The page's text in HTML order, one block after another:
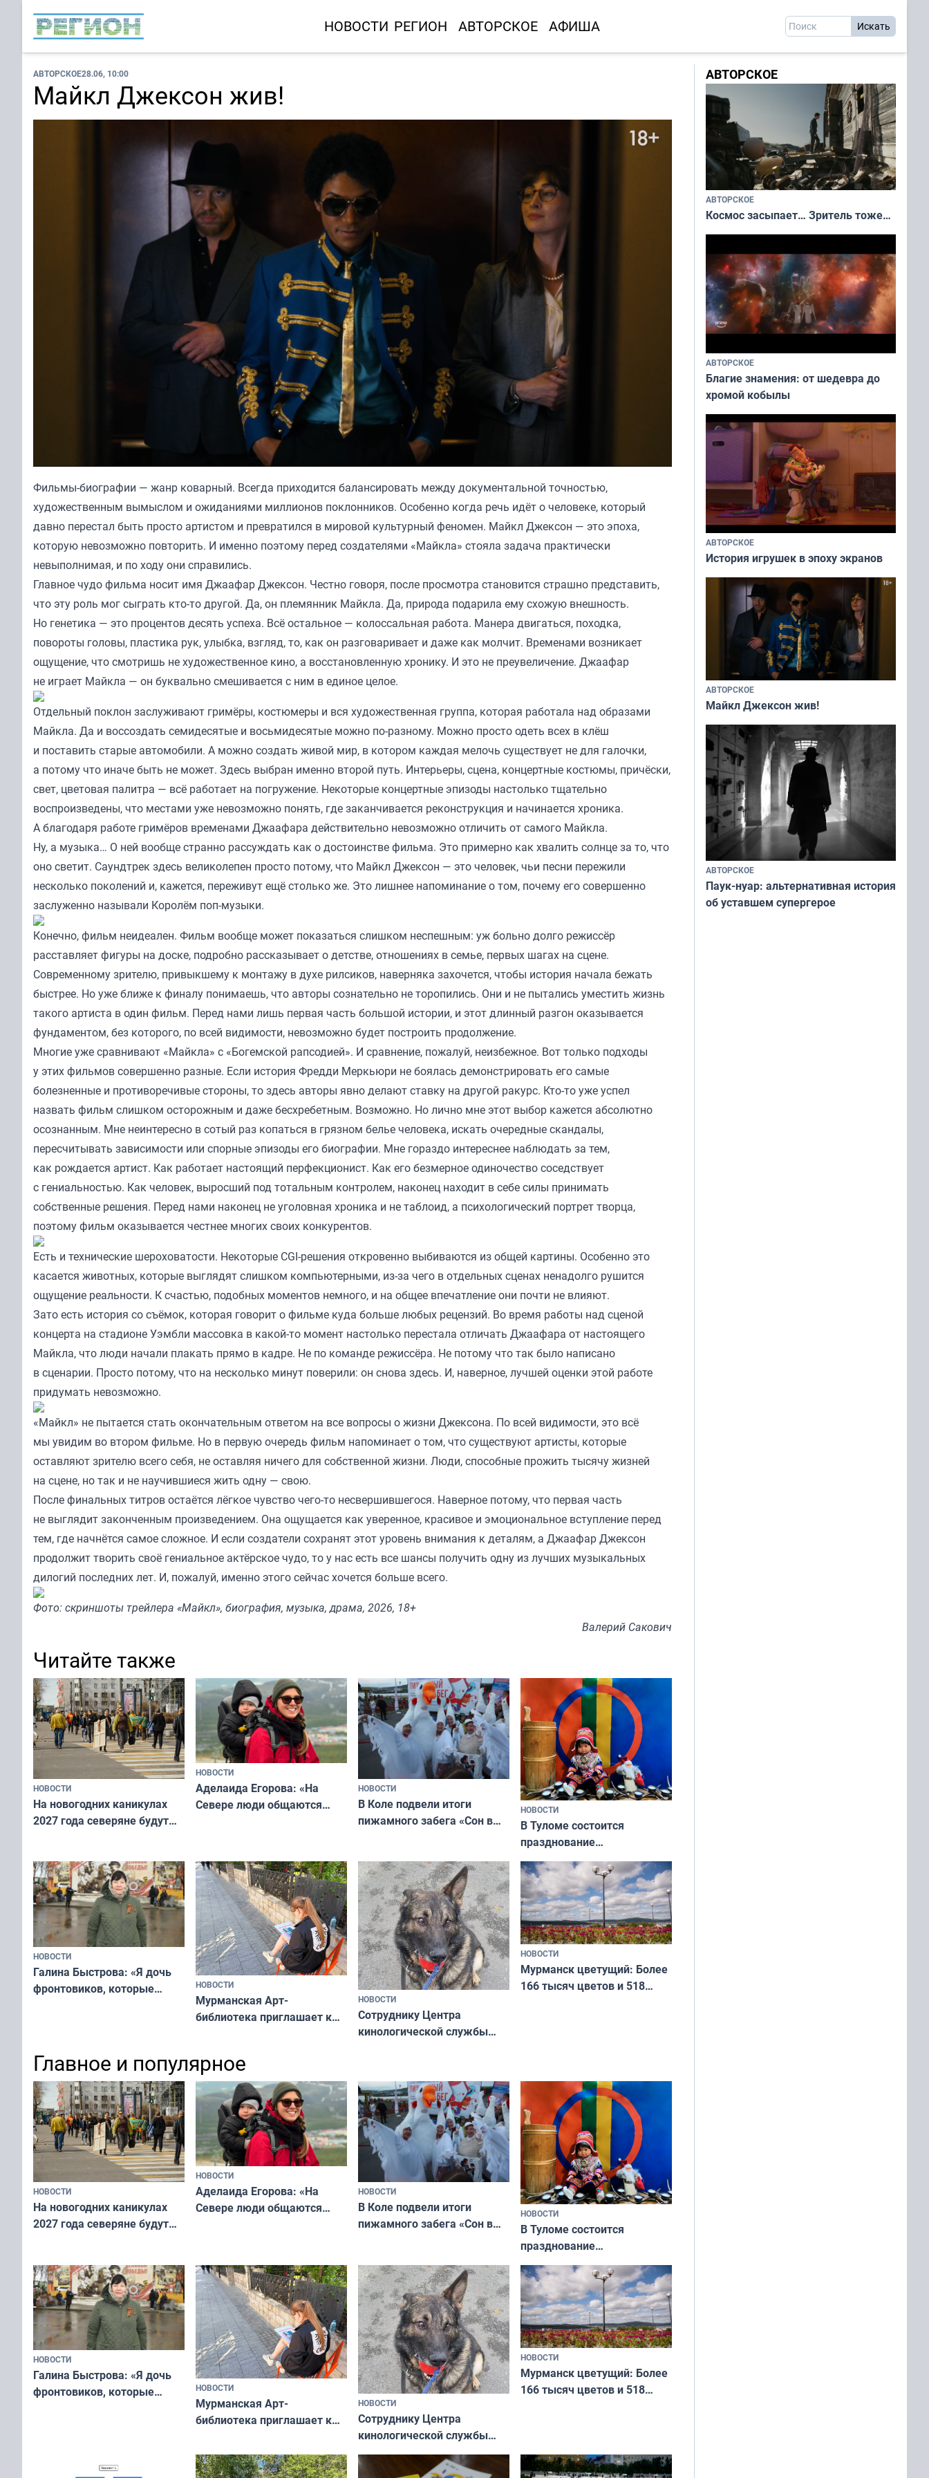
НОВОСТИ РЕГИОН АВТОРСКОЕ АФИША
АВТОРСКОЕ28.06, 10:00
Майкл Джексон жив!
Фильмы-биографии — жанр коварный. Всегда приходится балансировать между документальной точностью,
художественным вымыслом и ожиданиями миллионов поклонников. Особенно когда речь идёт о человеке, который
давно перестал быть просто артистом и превратился в мировой культурный феномен. Майкл Джексон — это эпоха,
которую невозможно повторить. И именно поэтому перед создателями «Майкла» стояла задача практически
невыполнимая, и по ходу они справились.
Главное чудо фильма носит имя Джаафар Джексон. Честно говоря, после просмотра становится страшно представить,
что эту роль мог сыграть кто-то другой. Да, он племянник Майкла. Да, природа подарила ему схожую внешность.
Но генетика — это процентов десять успеха. Всё остальное — колоссальная работа. Манера двигаться, походка,
повороты головы, пластика рук, улыбка, взгляд, то, как он разговаривает и даже как молчит. Временами возникает
ощущение, что смотришь не художественное кино, а восстановленную хронику. И это не преувеличение. Джаафар
не играет Майкла — он буквально смешивается с ним в единое целое.
Отдельный поклон заслуживают гримёры, костюмеры и вся художественная группа, которая работала над образами
Майкла. Да и воссоздать семидесятые и восьмидесятые можно по-разному. Можно просто одеть всех в клёш
и поставить старые автомобили. А можно создать живой мир, в котором каждая мелочь существует не для галочки,
а потому что иначе быть не может. Здесь выбран именно второй путь. Интерьеры, сцена, концертные костюмы, причёски,
свет, цветовая палитра — всё работает на погружение. Некоторые концертные эпизоды настолько тщательно
воспроизведены, что местами уже невозможно понять, где заканчивается реконструкция и начинается хроника.
А благодаря работе гримёров временами Джаафара действительно невозможно отличить от самого Майкла.
Ну, а музыка… О ней вообще странно рассуждать как о достоинстве фильма. Это примерно как хвалить солнце за то, что
оно светит. Саундтрек здесь великолепен просто потому, что Майкл Джексон — это человек, чьи песни пережили
несколько поколений и, кажется, переживут ещё столько же. Это лишнее напоминание о том, почему его совершенно
заслуженно называли Королём поп-музыки.
Конечно, фильм неидеален. Фильм вообще может показаться слишком неспешным: уж больно долго режиссёр
расставляет фигуры на доске, подробно рассказывает о детстве, отношениях в семье, первых шагах на сцене.
Современному зрителю, привыкшему к монтажу в духе рилсиков, наверняка захочется, чтобы история начала бежать
быстрее. Но уже ближе к финалу понимаешь, что авторы сознательно не торопились. Они и не пытались уместить жизнь
такого артиста в один фильм. Перед нами лишь первая часть большой истории, и этот длинный разгон оказывается
фундаментом, без которого, по всей видимости, невозможно будет построить продолжение.
Многие уже сравнивают «Майкла» с «Богемской рапсодией». И сравнение, пожалуй, неизбежное. Вот только подходы
у этих фильмов совершенно разные. Если история Фредди Меркьюри не боялась демонстрировать его самые
болезненные и противоречивые стороны, то здесь авторы явно делают ставку на другой ракурс. Кто-то уже успел
назвать фильм слишком осторожным и даже бесхребетным. Возможно. Но лично мне этот выбор кажется абсолютно
осознанным. Мне неинтересно в сотый раз копаться в грязном белье человека, искать очередные скандалы,
пересчитывать зависимости или спорные эпизоды его биографии. Мне гораздо интереснее наблюдать за тем,
как рождается артист. Как работает настоящий перфекционист. Как его безмерное одиночество соседствует
с гениальностью. Как человек, выросший под тотальным контролем, наконец находит в себе силы принимать
собственные решения. Перед нами наконец не уголовная хроника и не таблоид, а психологический портрет творца,
поэтому фильм оказывается честнее многих своих конкурентов.
Есть и технические шероховатости. Некоторые CGI-решения откровенно выбиваются из общей картины. Особенно это
касается животных, которые выглядят слишком компьютерными, из-за чего в отдельных сценах ненадолго рушится
ощущение реальности. К счастью, подобных моментов немного, и на общее впечатление они почти не влияют.
Зато есть история со съёмок, которая говорит о фильме куда больше любых рецензий. Во время работы над сценой
концерта на стадионе Уэмбли массовка в какой-то момент настолько перестала отличать Джаафара от настоящего
Майкла, что люди начали плакать прямо в кадре. Не по команде режиссёра. Не потому что так было написано
в сценарии. Просто потому, что на несколько минут поверили: он снова здесь. И, наверное, лучшей оценки этой работе
придумать невозможно.
«Майкл» не пытается стать окончательным ответом на все вопросы о жизни Джексона. По всей видимости, это всё
мы увидим во втором фильме. Но в первую очередь фильм напоминает о том, что существуют артисты, которые
оставляют зрителю всего себя, не оставляя ничего для собственной жизни. Люди, способные прожить тысячу жизней
на сцене, но так и не научившиеся жить одну — свою.
После финальных титров остаётся лёгкое чувство чего-то несвершившегося. Наверное потому, что первая часть
не выглядит законченным произведением. Она ощущается как уверенное, красивое и эмоциональное вступление перед
тем, где начнётся самое сложное. И если создатели сохранят этот уровень внимания к деталям, а Джаафар Джексон
продолжит творить своё гениальное актёрское чудо, то у нас есть все шансы получить одну из лучших музыкальных
дилогий последних лет. И, пожалуй, именно этого сейчас хочется больше всего.
Фото: скриншоты трейлера «Майкл», биография, музыка, драма, 2026, 18+
Валерий Сакович
Читайте также
НОВОСТИ
На новогодних каникулах
2027 года северяне будут
НОВОСТИ
Аделаида Егорова: «На
Севере люди общаются
НОВОСТИ
В Коле подвели итоги
пижамного забега «Сон в
НОВОСТИ
В Туломе состоится
празднование
Международного дня
коренных народов мира
НОВОСТИ
Галина Быстрова: «Я дочь
фронтовиков, которые
НОВОСТИ
Мурманская Арт-
библиотека приглашает к
НОВОСТИ
Сотруднику Центра
кинологической службы
НОВОСТИ
Мурманск цветущий: Более
166 тысяч цветов и 518
Главное и популярное
НОВОСТИ
На новогодних каникулах
2027 года северяне будут
НОВОСТИ
Аделаида Егорова: «На
Севере люди общаются
НОВОСТИ
В Коле подвели итоги
пижамного забега «Сон в
НОВОСТИ
В Туломе состоится
празднование
Международного дня
коренных народов мира
НОВОСТИ
Галина Быстрова: «Я дочь
фронтовиков, которые
НОВОСТИ
Мурманская Арт-
библиотека приглашает к
и фотографов
НОВОСТИ
Сотруднику Центра
кинологической службы
ищут новый дом
НОВОСТИ
Мурманск цветущий: Более
166 тысяч цветов и 518
АВТОРСКОЕ
АВТОРСКОЕ
Космос засыпает… Зритель тоже…
АВТОРСКОЕ
Благие знамения: от шедевра до
хромой кобылы
АВТОРСКОЕ
История игрушек в эпоху экранов
АВТОРСКОЕ
Майкл Джексон жив!
АВТОРСКОЕ
Паук-нуар: альтернативная история
об уставшем супергерое